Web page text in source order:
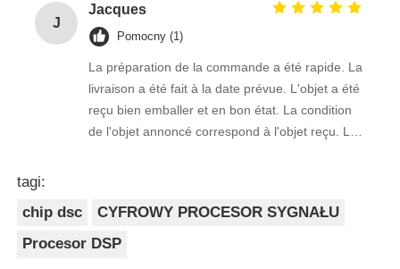
J
Jacques
Pomocny (1)
La préparation de la commande a été rapide. La
livraison a été fait à la date prévue. L'objet a été
reçu bien emballer et en bon état. La condition
de l'objet annoncé correspond à l'objet reçu. Le
tagi:
chip dsc
CYFROWY PROCESOR SYGNAŁU
Procesor DSP